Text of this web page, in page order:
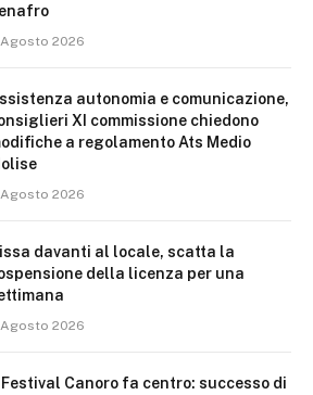
2026
autonomia e comunicazione,
XI commissione chiedono
a regolamento Ats Medio
2026
davanti al locale, scatta la
della licenza per una
2026
Festival Canoro fa centro: successo di